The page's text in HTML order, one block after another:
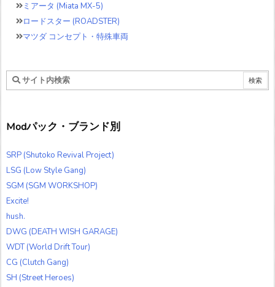
ミアータ (Miata MX-5)
ロードスター (ROADSTER)
マツダ コンセプト・特殊車両
Modパック・ブランド別
SRP (Shutoko Revival Project)
LSG (Low Style Gang)
SGM (SGM WORKSHOP)
Excite!
hush.
DWG (DEATH WISH GARAGE)
WDT (World Drift Tour)
CG (Clutch Gang)
SH (Street Heroes)